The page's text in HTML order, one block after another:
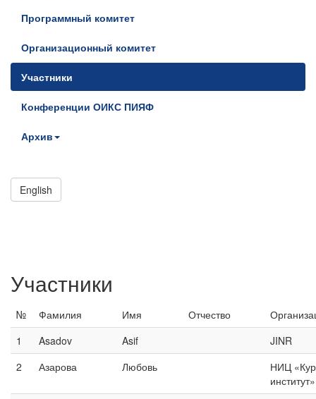
Программный комитет
Организационный комитет
Участники
Конференции ОИКС ПИЯФ
Архив
English
Участники
№ Фамилия Имя Отчество
1
Asadov Asif
JINR
2
Азарова Любовь
НИЦ